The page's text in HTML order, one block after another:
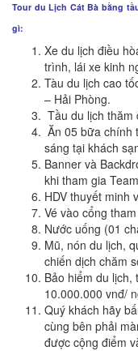
Tour du Lịch Cát Bà bằng
gì:
Xe du lịch điều
trình, lái xe kinh
Tàu du lịch cao
– Hải Phòng.
Tầu du lịch thăm
Ăn 05 bữa chính
sáng tại khách
Banner và
khi tham gia
HDV thuyết minh
Vé vào cổng
Nước uống (01
Mũ, nón du lịch,
chiến dịch chăm
Bảo hiểm du lịch,
10.000.000 vnđ/
Quý khách hãy
cùng bên phải
được cộng điểm